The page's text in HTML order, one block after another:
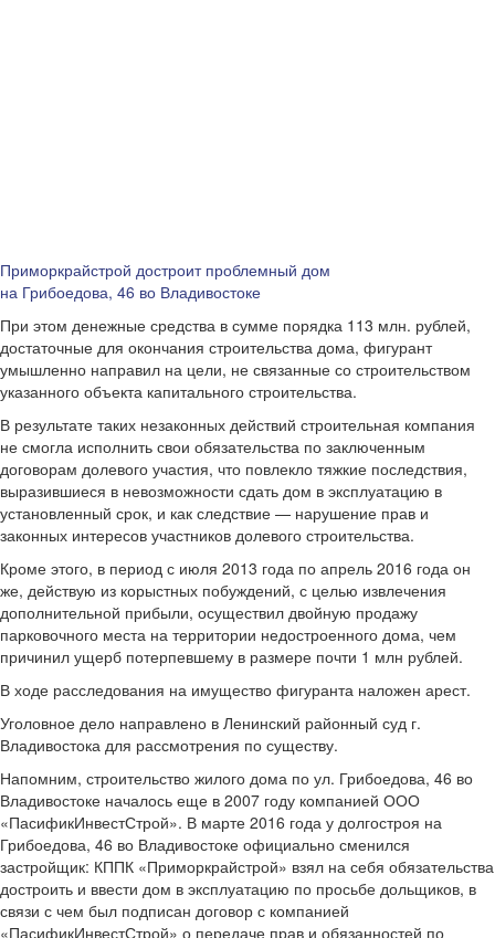
Приморкрайстрой достроит проблемный дом
на Грибоедова, 46 во Владивостоке
При этом денежные средства в сумме порядка 113 млн. рублей,
достаточные для окончания строительства дома, фигурант
умышленно направил на цели, не связанные со строительством
указанного объекта капитального строительства.
В результате таких незаконных действий строительная компания
не смогла исполнить свои обязательства по заключенным
договорам долевого участия, что повлекло тяжкие последствия,
выразившиеся в невозможности сдать дом в эксплуатацию в
установленный срок, и как следствие — нарушение прав и
законных интересов участников долевого строительства.
Кроме этого, в период с июля 2013 года по апрель 2016 года он
же, действую из корыстных побуждений, с целью извлечения
дополнительной прибыли, осуществил двойную продажу
парковочного места на территории недостроенного дома, чем
причинил ущерб потерпевшему в размере почти 1 млн рублей.
В ходе расследования на имущество фигуранта наложен арест.
Уголовное дело направлено в Ленинский районный суд г.
Владивостока для рассмотрения по существу.
Напомним, строительство жилого дома по ул. Грибоедова, 46 во
Владивостоке началось еще в 2007 году компанией ООО
«ПасификИнвестСтрой». В марте 2016 года у долгостроя на
Грибоедова, 46 во Владивостоке официально сменился
застройщик: КППК «Приморкрайстрой» взял на себя обязательства
достроить и ввести дом в эксплуатацию по просьбе дольщиков, в
связи с чем был подписан договор с компанией
«ПасификИнвестСтрой» о передаче прав и обязанностей по